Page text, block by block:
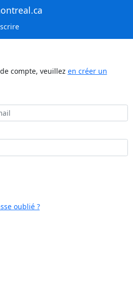
compte, veuillez en créer un
oublié ?